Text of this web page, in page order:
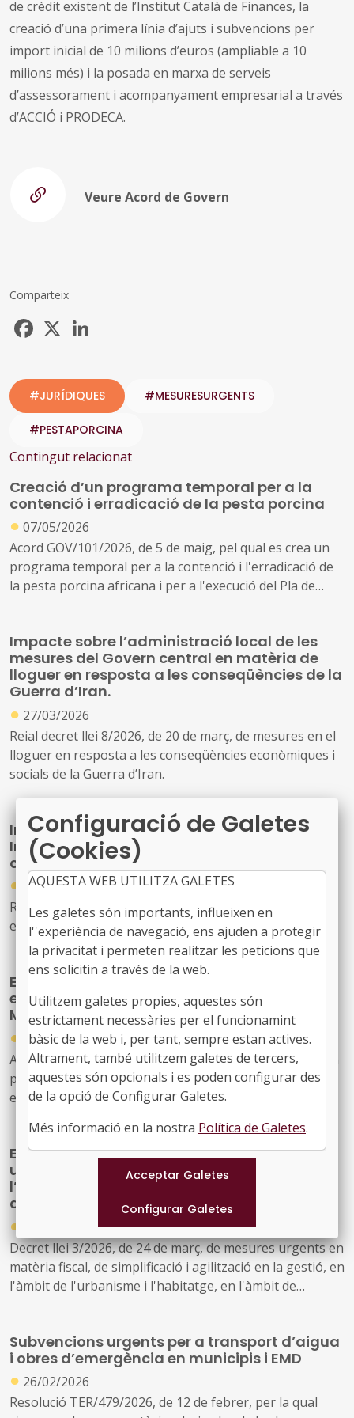
de crèdit existent de l’Institut Català de Finances, la
creació d’una primera línia d’ajuts i subvencions per
import inicial de 10 milions d’euros (ampliable a 10
milions més) i la posada en marxa de serveis
d’assessorament i acompanyament empresarial a través
d’ACCIÓ i PRODECA.
Veure Acord de Govern
Comparteix
Facebook
#JURÍDIQUES #MESURESURGENTS
#PESTAPORCINA
Contingut relacionat
Creació d’un programa temporal per a la
contenció i erradicació de la pesta porcina
● 07/05/2026
Acord GOV/101/2026, de 5 de maig, pel qual es crea un
programa temporal per a la contenció i l'erradicació de
la pesta porcina africana i per a l'execució del Pla de
Impacte sobre l’administració local de les
mesures del Govern central en matèria de
lloguer en resposta a les conseqüències de la
Guerra d’Iran.
● 27/03/2026
Reial decret llei 8/2026, de 20 de març, de mesures en el
lloguer en resposta a les conseqüències econòmiques i
socials de la Guerra d’Iran.
Impacte sobre l’administració local del Pla
Integral del Govern central de Resposta a la
crisi a l’Orient Mitjà
●
27/03/2026
Reial decret llei 7/2026, de 20 de març, pel que s’aprova
el Pla Integral de Resposta a la crisi a l’Orient Mitjà.
El Govern activa 400 milions contra la crisi
energètica derivada del conflicte a Orient
Mitjà
●
26/03/2026
Acord GOV/63/2026, de 24 de març, pel qual s'aprova un
paquet de mesures per fer front a les conseqüències
econòmiques i socials derivades del conflicte a l'Orient
El Govern aprova un decret llei de mesures
urgents per agilitzar la gestió, reforçar
l’habitatge i simplificar tràmits que afecten
directament els ajuntaments catalans
●
Decret llei 3/2026, de 24 de març, de mesures urgents en
matèria fiscal, de simplificació i agilització en la gestió, en
l'àmbit de l'urbanisme i l'habitatge, en l'àmbit de
Subvencions urgents per a transport d’aigua
i obres d’emergència en municipis i EMD
● 26/02/2026
Resolució TER/479/2026, de 12 de febrer, per la qual
Configuració de Galetes
(Cookies)
AQUESTA WEB UTILITZA GALETES
Les galetes són importants, influeixen en
l''experiència de navegació, ens ajuden a protegir
la privacitat i permeten realitzar les peticions que
ens solicitin a través de la web.
Utilitzem galetes propies, aquestes són
estrictament necessàries per el funcionamint
bàsic de la web i, per tant, sempre estan actives.
Altrament, també utilitzem galetes de tercers,
aquestes són opcionals i es poden configurar des
de la opció de Configurar Galetes.
Més informació en la nostra Política de Galetes.